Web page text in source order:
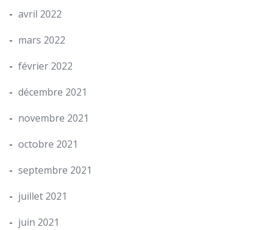
avril 2022
mars 2022
février 2022
décembre 2021
novembre 2021
octobre 2021
septembre 2021
juillet 2021
juin 2021